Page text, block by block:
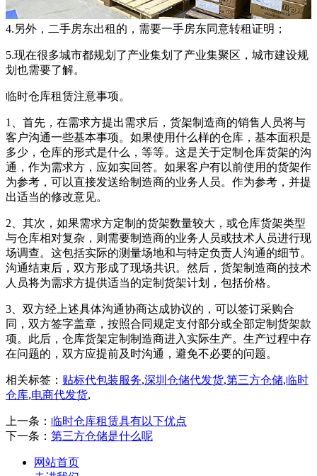
4.另外，二手房东出租的，需要一手房东同意转租证明；
5.现在很多城市都规划了产业集划了产业集聚区，城市建设规
划也需要了解。
临时仓库租赁注意事项。
1、首先，在需求方提出需求后，货架制造商的销售人员将与
客户沟通一些基本事项。如果使用什么样的仓库，基本面积是
多少，仓库的形式是什么，等等。这是关于定制仓库货架的沟
通，作为需求方，应如实回答。如果客户有以前使用的货架作
为参考，可以直接发送给制造商的业务人员。作为参考，并提
出适当的修改意见。
2、其次，如果需求方定制的货架数量较大，或仓库货架类型
与仓库相对复杂，则需要制造商的业务人员或技术人员进行现
场调查。这包括实际的测量场地和与特定负责人沟通的细节。
沟通结束后，双方形成了现场共识。然后，货架制造商的技术
人员将为需求方提供适当的定制货架计划，包括价格。
3、双方经上述具体沟通协商达成协议的，可以签订采购合
同，双方签字盖章，按照合同规定支付部分或全部定制货架款
项。此后，仓库货架定制制造商进入实际生产。生产过程中存
在问题的，双方应提前及时沟通，避免不必要的问题。
相关标签： 贴标代包装服务,深圳仓储代发货,第三方仓储,临时
仓库,电商代发货,
上一条： 临时仓库租赁具有以下优点
下一条： 第三方仓储是什么呢
网站首页